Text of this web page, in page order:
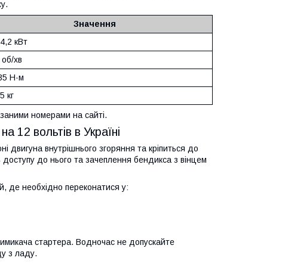
Значення
кВт
хв
Н·м
кг
номерами на сайті.
12 вольтів в Україні
двигуна внутрішнього згоряння та кріпиться до
до нього та зачеплення бендикса з вінцем
де необхідно переконатися у:
стартера. Водночас не допускайте
з ладу.